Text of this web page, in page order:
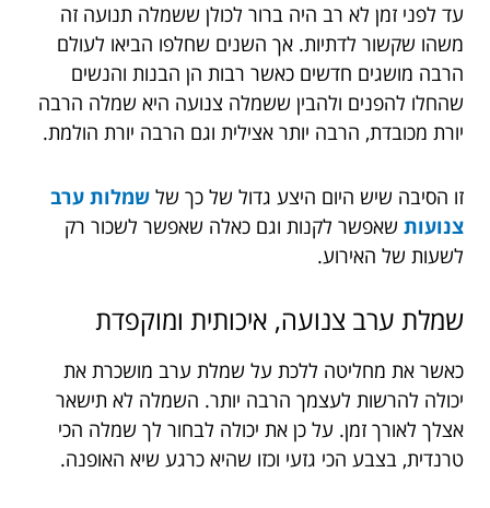
עד לפני זמן לא רב היה ברור לכולן ששמלה תנועה זה
משהו שקשור לדתיות. אך השנים שחלפו הביאו לעולם
הרבה מושגים חדשים כאשר רבות הן הבנות והנשים
שהחלו להפנים ולהבין ששמלה צנועה היא שמלה הרבה
יורת מכובדת, הרבה יותר אצילית וגם הרבה יורת הולמת.
זו הסיבה שיש היום היצע גדול של כך של שמלות ערב
צנועות שאפשר לקנות וגם כאלה שאפשר לשכור רק
לשעות של האירוע.
שמלת ערב צנועה, איכותית ומוקפדת
כאשר את מחליטה ללכת על שמלת ערב מושכרת את
יכולה להרשות לעצמך הרבה יותר. השמלה לא תישאר
אצלך לאורך זמן. על כן את יכולה לבחור לך שמלה הכי
טרנדית, בצבע הכי גזעי וכזו שהיא כרגע שיא האופנה.